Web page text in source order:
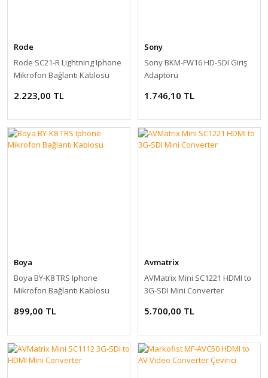
Rode
Rode SC21-R Lightning Iphone
Mikrofon Bağlantı Kablosu
2.223,00 TL
Sony
Sony BKM-FW16 HD-SDI Giriş
Adaptörü
1.746,10 TL
Boya
Boya BY-K8 TRS Iphone
Mikrofon Bağlantı Kablosu
899,00 TL
Avmatrix
AVMatrix Mini SC1221 HDMI to
3G-SDI Mini Converter
5.700,00 TL